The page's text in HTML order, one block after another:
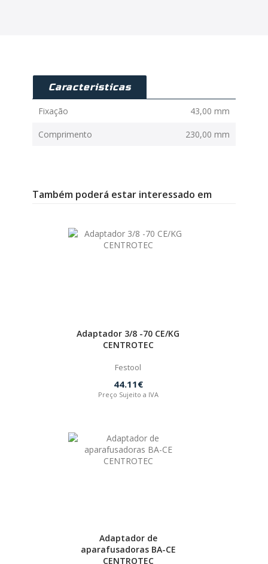
Caracteristicas
Fixação 43,00 mm
Comprimento 230,00 mm
Também poderá estar interessado em
Adaptador 3/8 -70 CE/KG
CENTROTEC
Festool
44.11€
Preço Sujeito a IVA
Adaptador de
aparafusadoras BA-CE
CENTROTEC